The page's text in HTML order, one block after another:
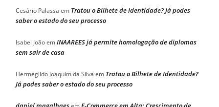
Cesário Palassa em Tratou o Bilhete de Identidade? Já podes
saber o estado do seu processo
Isabel JoãoemINAAREES já permite homologação de diplomas
sem sair de casa
Hermegildo Joaquim da Silva em Tratou o Bilhete de Identidade?
Já podes saber o estado do seu processo